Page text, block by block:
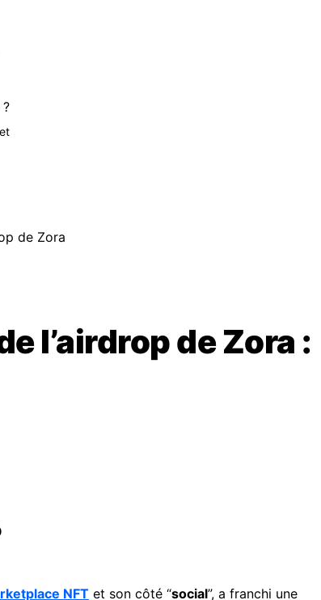
de Zora
l’airdrop de Zora :
NFT et son côté “social”, a franchi une